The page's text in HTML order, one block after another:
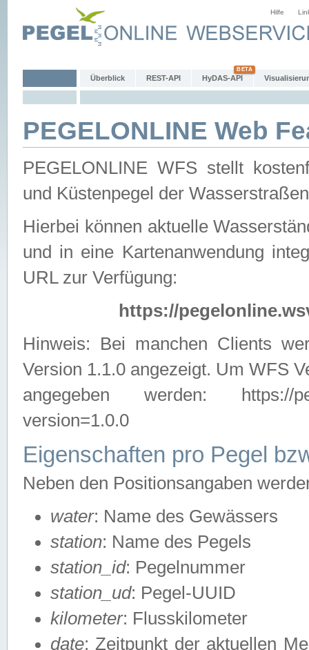
Hilfe
Überblick REST-API HyDAS-API
PEGELONLINE Web
PEGELONLINE WFS stellt
und Küstenpegel der
Hierbei können aktuelle
und in eine Kartenanwendung
URL zur Verfügung:
https://
Hinweis: Bei manchen Clients
Version 1.1.0 angezeigt. Um WFS
angegeben werden: https://
version=1.0.0
Eigenschaften pro Pegel
Neben den Positionsangaben
water: Name des Gewässers
station: Name des Pegels
station_id: Pegelnummer
station_ud: Pegel-UUID
kilometer: Flusskilometer
date: Zeitpunkt der aktuellen